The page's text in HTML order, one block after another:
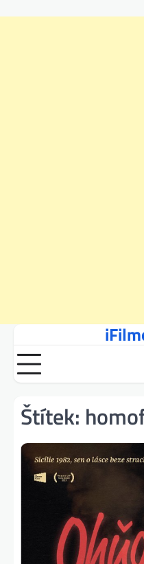
content
Štítek: